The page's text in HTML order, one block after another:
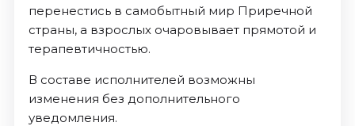
перенестись в самобытный мир Приречной
страны, а взрослых очаровывает прямотой и
терапевтичностью.
В составе исполнителей возможны
изменения без дополнительного
уведомления.